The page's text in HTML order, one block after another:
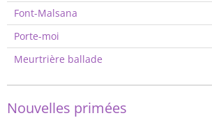
Font-Malsana
Porte-moi
Meurtrière ballade
Nouvelles primées